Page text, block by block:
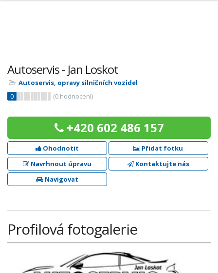
Autoservis - Jan Loskot
Autoservis, opravy silničních vozidel
0
(0 hodnocení)
+420 602 486 157
Ohodnotit
Přidat fotku
Navrhnout úpravu
Kontaktujte nás
Navigovat
Profilová fotogalerie